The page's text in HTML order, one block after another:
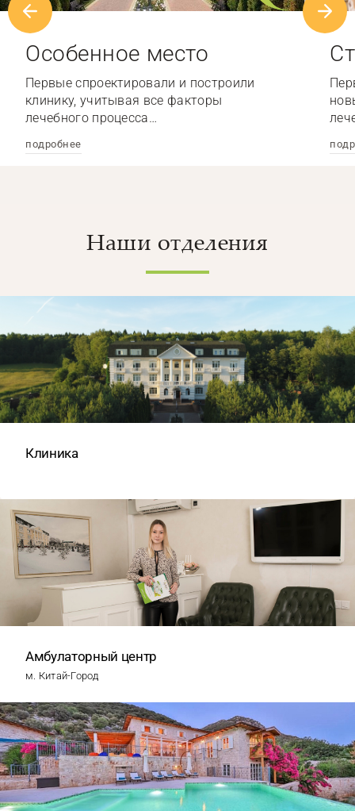
Особенное место
Первые спроектировали и построили
клинику, учитывая все факторы
лечебного процесса…
подробнее
Наши отделения
Клиника
Амбулаторный центр
м. Китай-Город